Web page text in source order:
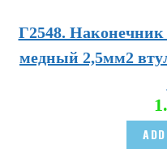
Г2548.
медный 2,5мм2